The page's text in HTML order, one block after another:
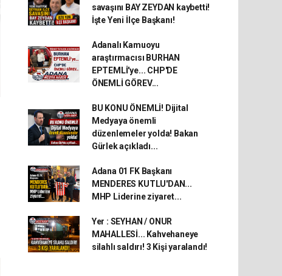
savaşını BAY ZEYDAN kaybetti!
İşte Yeni İlçe Başkanı!
Adanalı Kamuoyu
araştırmacısı BURHAN
EPTEMLİ'ye... CHP'DE
ÖNEMLİ GÖREV...
BU KONU ÖNEMLİ! Dijital
Medyaya önemli
düzenlemeler yolda! Bakan
Gürlek açıkladı...
Adana 01 FK Başkanı
MENDERES KUTLU'DAN...
MHP Liderine ziyaret...
Yer : SEYHAN / ONUR
MAHALLESİ... Kahvehaneye
silahlı saldırı! 3 Kişi yaralandı!